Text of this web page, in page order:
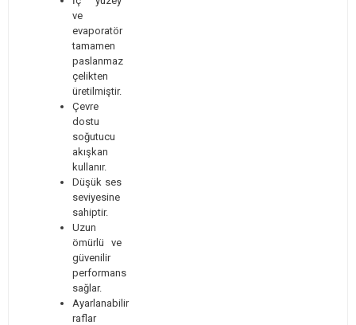
ve
evaporatör
tamamen
paslanmaz
çelikten
üretilmiştir.
Çevre
dostu
soğutucu
akışkan
kullanır.
Düşük ses
seviyesine
sahiptir.
Uzun
ömürlü ve
güvenilir
performans
sağlar.
Ayarlanabilir
raflar